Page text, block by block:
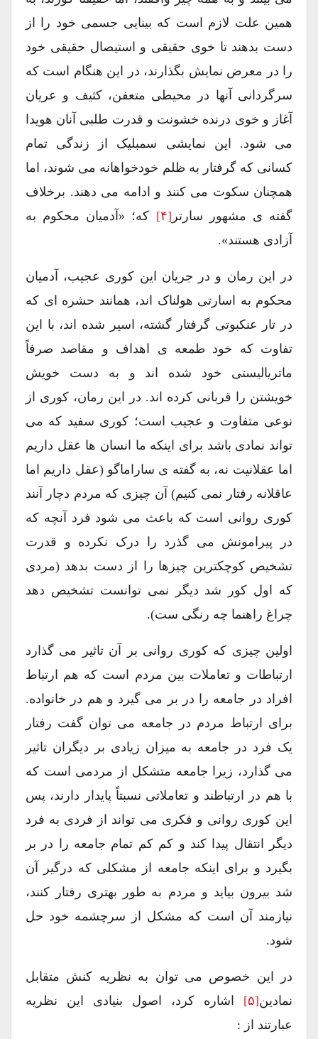
همین علت لازم است که بینایی جسمی خود را از
دست بدهند تا خوی حقیقی و استیصال حقیقی خود
را در معرض نمایش بگذارند، در این هنگام است که
سرگردانی آنها در محیطی متعفن، کثیف و عریان
آغاز و خوی درنده خشونت و قدرت طلبی آنان هویدا
می شود. این نمایشی سمبلیک از زندگی تمام
کسانی که گرفتار به ظلم خودخواهانه می شوند، اما
همچنان سکوت می کنند و ادامه می دهند. برخلاف
گفته ی مشهور سارتر[۴]
که؛ «آدمیان محکوم به
آزادی هستند».
در این رمان و در جریان این کوری عجیب، آدمیان
محکوم به اسارتی هولناک اند، همانند حشره ای که
در تار عنکبوتی گرفتار گشته، اسیر شده اند، با این
تفاوت که خود طمعه ی اهداف و مقاصد صرفاً
ماتریالیستی خود شده اند و به دست خویش
خویشتن را قربانی کرده اند. در این رمان، کوری از
نوعی متفاوت و عجیب است؛ کوری سفید که می
تواند نمادی باشد برای اینکه ما انسان ها عقل داریم
اما عقلانیت نه، به گفته ی ساراماگو (عقل داریم اما
عاقلانه رفتار نمی کنیم) آن چیزی که مردم دچار آنند
کوری روانی است که باعث می شود فرد آنچه که
در پیرامونش می گذرد را درک نکرده و قدرت
تشخیص کوچکترین چیزها را از دست بدهد (مردی
که اول کور شد دیگر نمی توانست تشخیص دهد
چراغ راهنما چه رنگی ست).
اولین چیزی که کوری روانی بر آن تاثیر می گذارد
ارتباطات و تعاملات بین مردم است که هم ارتباط
افراد در جامعه را در بر می گیرد و هم در خانواده.
برای ارتباط مردم در جامعه می توان گفت رفتار
یک فرد در جامعه به میزان زیادی بر دیگران تاثیر
می گذارد، زیرا جامعه متشکل از مردمی است که
با هم در ارتباطند و تعاملاتی نسبتاً پایدار دارند، پس
این کوری روانی و فکری می تواند از فردی به فرد
دیگر انتقال پیدا کند و کم کم تمام جامعه را در بر
بگیرد و برای اینکه جامعه از مشکلی که درگیر آن
شد بیرون بیاید و مردم به طور بهتری رفتار کنند،
نیازمند آن است که مشکل از سرچشمه خود حل
شود.
در این خصوص می توان به نظریه کنش متقابل
نمادین[۵]
اشاره کرد، اصول بنیادی این نظریه
عبارتند از :